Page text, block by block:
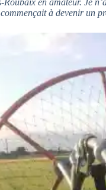
à devenir un